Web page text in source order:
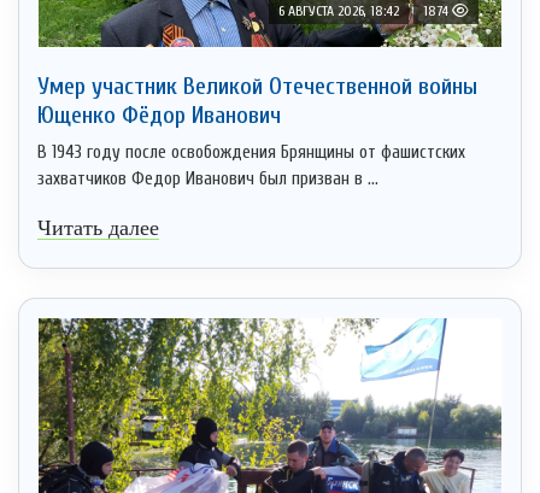
6 АВГУСТА 2026, 18:42 1874
Умер участник Великой Отечественной войны
Ющенко Фёдор Иванович
В 1943 году после освобождения Брянщины от фашистских
захватчиков Федор Иванович был призван в ...
Читать далее